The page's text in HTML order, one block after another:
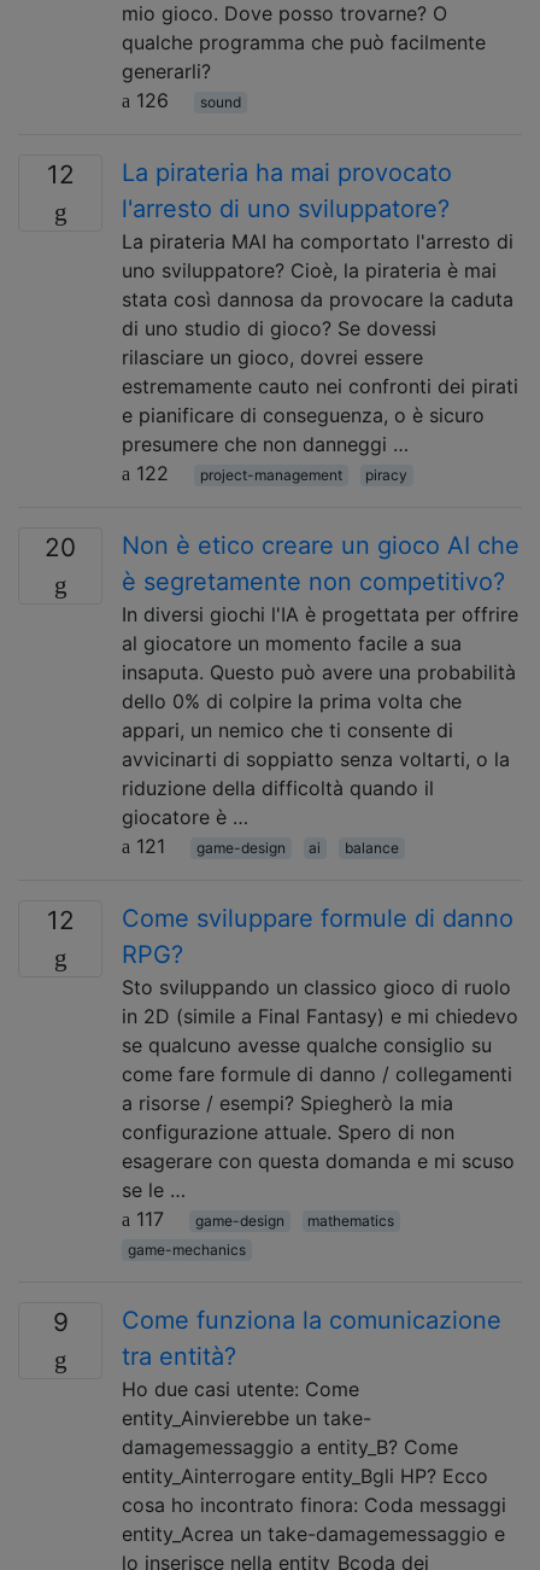
mio gioco. Dove posso trovarne? O
qualche programma che può facilmente
generarli?
126
sound
12
La pirateria ha mai provocato
l'arresto di uno sviluppatore?
La pirateria MAI ha comportato l'arresto di
uno sviluppatore? Cioè, la pirateria è mai
stata così dannosa da provocare la caduta
di uno studio di gioco? Se dovessi
rilasciare un gioco, dovrei essere
estremamente cauto nei confronti dei pirati
e pianificare di conseguenza, o è sicuro
presumere che non danneggi …
122
project-management piracy
20
Non è etico creare un gioco AI che
è segretamente non competitivo?
In diversi giochi l'IA è progettata per offrire
al giocatore un momento facile a sua
insaputa. Questo può avere una probabilità
dello 0% di colpire la prima volta che
appari, un nemico che ti consente di
avvicinarti di soppiatto senza voltarti, o la
riduzione della difficoltà quando il
giocatore è …
121
game-design ai balance
12
Come sviluppare formule di danno
RPG?
Sto sviluppando un classico gioco di ruolo
in 2D (simile a Final Fantasy) e mi chiedevo
se qualcuno avesse qualche consiglio su
come fare formule di danno / collegamenti
a risorse / esempi? Spiegherò la mia
configurazione attuale. Spero di non
esagerare con questa domanda e mi scuso
se le …
117
game-design
mathematics
game-mechanics
9
Come funziona la comunicazione
tra entità?
Ho due casi utente: Come
entity_Ainvierebbe un take-
damagemessaggio a entity_B? Come
entity_Ainterrogare entity_Bgli HP? Ecco
cosa ho incontrato finora: Coda messaggi
entity_Acrea un take-damagemessaggio e
lo inserisce nella entity_Bcoda dei